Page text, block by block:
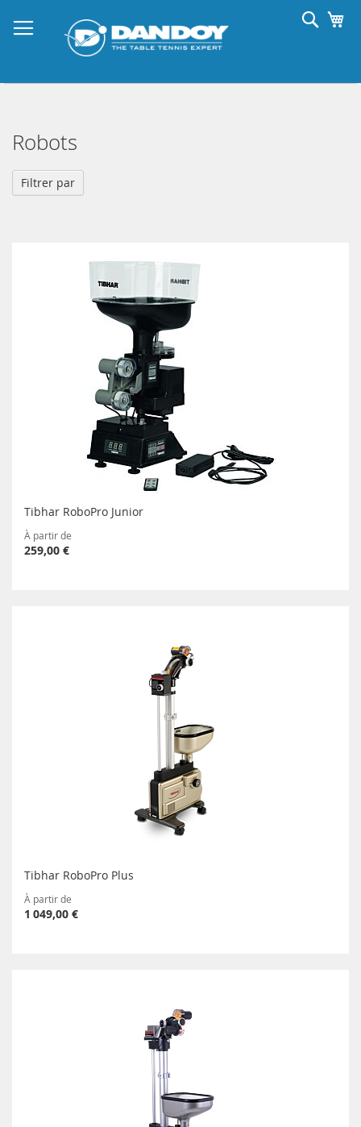
au
contenu
Robots
Tibhar RoboPro Junior
À partir de
259,00 €
Tibhar RoboPro Plus
À partir de
1 049,00 €
Filtrer par